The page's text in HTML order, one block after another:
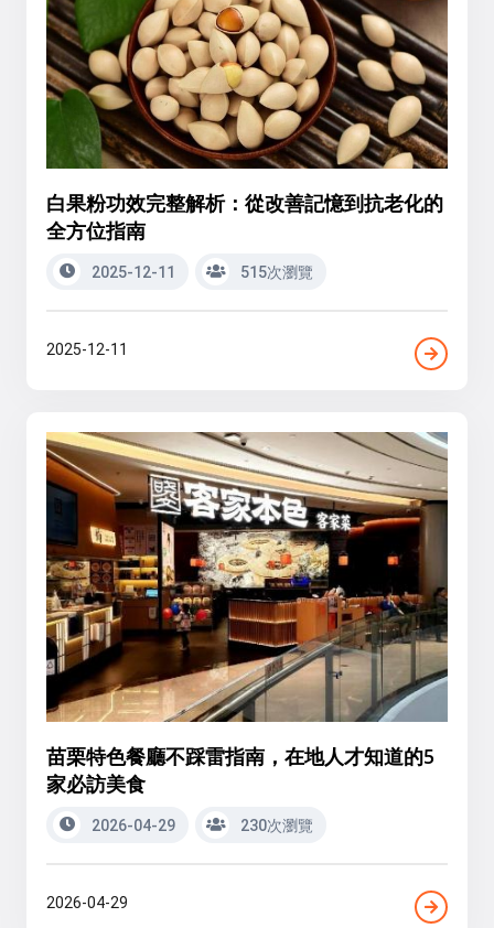
白果粉功效完整解析：從改善記憶到抗老化的
全方位指南
2025-12-11 515次瀏覽
2025-12-11
苗栗特色餐廳不踩雷指南，在地人才知道的5
家必訪美食
2026-04-29 230次瀏覽
2026-04-29